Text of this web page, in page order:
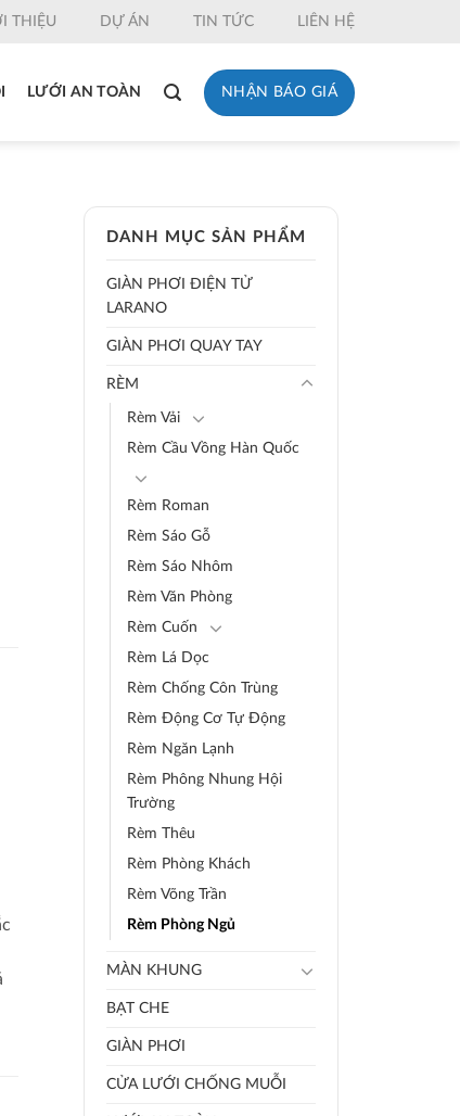
THIỆU DỰ ÁN TIN TỨC LIÊN HỆ
LƯỚI AN TOÀN NHẬN BÁO GIÁ
DANH MỤC SẢN PHẨM
GIÀN PHƠI ĐIỆN TỬ
LARANO
GIÀN PHƠI QUAY TAY
RÈM
Rèm Vải
Rèm Cầu Vồng Hàn Quốc
Rèm Roman
Rèm Sáo Gỗ
Rèm Sáo Nhôm
Rèm Văn Phòng
Rèm Cuốn
Rèm Lá Dọc
Rèm Chống Côn Trùng
Rèm Động Cơ Tự Động
Rèm Ngăn Lạnh
Rèm Phông Nhung Hội
Trường
Rèm Thêu
Rèm Phòng Khách
Rèm Võng Trần
Rèm Phòng Ngủ
MÀN KHUNG
BẠT CHE
GIÀN PHƠI
CỬA LƯỚI CHỐNG MUỖI